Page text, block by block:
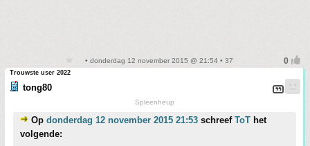
• donderdag 12 november 2015 @ 21:54 • 37
Trouwste user 2022
tong80
Spleenheup
Op donderdag 12 november 2015 21:53 schreef ToT het
volgende: